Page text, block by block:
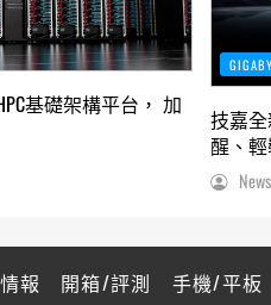
基礎架構平台， 加
技嘉全
醒、輕
用者打造
News
報 開箱/評測 手機/平板